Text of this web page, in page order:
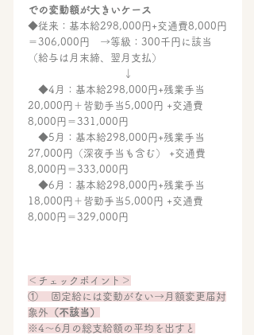
での変動額が大きいケース
◆従来：基本給298,000円+交通費8,000円
＝306,000円　→等級：300千円に該当
（給与は月末締、翌月支払）
↓
◆4月：基本給298,000円+残業手当
20,000円＋皆勤手当5,000円 +交通費
8,000円＝331,000円
◆5月：基本給298,000円+残業手当
27,000円（深夜手当も含む） +交通費
8,000円＝333,000円
◆6月：基本給298,000円+残業手当
18,000円＋皆勤手当5,000円 +交通費
8,000円＝329,000円
＜チェックポイント＞
①    固定給には変動がない→月額変更届対
象外 （不該当）
※4～6月の総支給額の平均を出すと